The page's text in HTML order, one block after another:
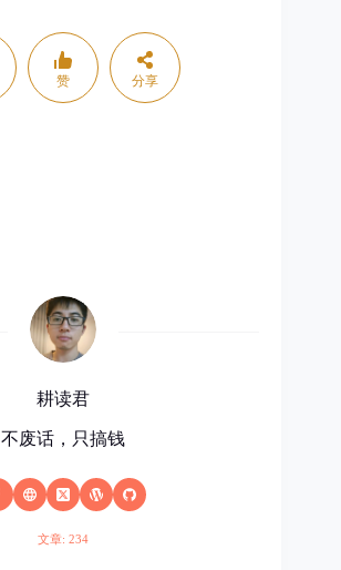
赞 分享
耕读君
不废话，只搞钱
文章: 234